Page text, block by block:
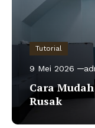
Tutorial
9 Mei 2026
Cara
Rusak